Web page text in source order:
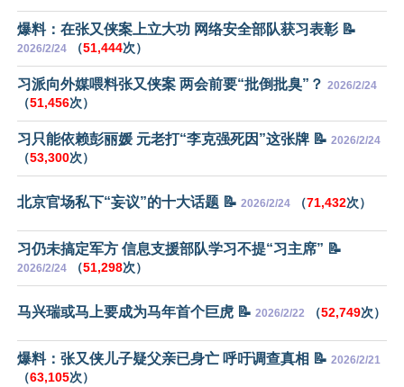
爆料：在张又侠案上立大功 网络安全部队获习表彰 📝
2026/2/24 （51,444次）
习派向外媒喂料张又侠案 两会前要“批倒批臭”？ 2026/2/24
（51,456次）
习只能依赖彭丽媛 元老打“李克强死因”这张牌 📝 2026/2/24
（53,300次）
北京官场私下“妄议”的十大话题 📝 2026/2/24 （71,432次）
习仍未搞定军方 信息支援部队学习不提“习主席” 📝
2026/2/24 （51,298次）
马兴瑞或马上要成为马年首个巨虎 📝 2026/2/22 （52,749次）
爆料：张又侠儿子疑父亲已身亡 呼吁调查真相 📝 2026/2/21
（63,105次）